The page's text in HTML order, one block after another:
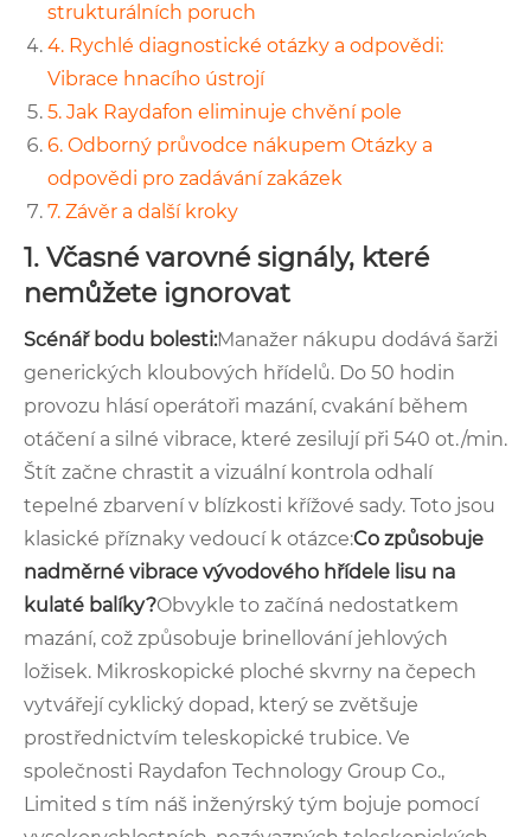
strukturálních poruch
4. Rychlé diagnostické otázky a odpovědi:
Vibrace hnacího ústrojí
5. Jak Raydafon eliminuje chvění pole
6. Odborný průvodce nákupem Otázky a
odpovědi pro zadávání zakázek
7. Závěr a další kroky
1. Včasné varovné signály, které
nemůžete ignorovat
Scénář bodu bolesti:Manažer nákupu dodává šarži
generických kloubových hřídelů. Do 50 hodin
provozu hlásí operátoři mazání, cvakání během
otáčení a silné vibrace, které zesilují při 540 ot./min.
Štít začne chrastit a vizuální kontrola odhalí
tepelné zbarvení v blízkosti křížové sady. Toto jsou
klasické příznaky vedoucí k otázce:Co způsobuje
nadměrné vibrace vývodového hřídele lisu na
kulaté balíky?Obvykle to začíná nedostatkem
mazání, což způsobuje brinellování jehlových
ložisek. Mikroskopické ploché skvrny na čepech
vytvářejí cyklický dopad, který se zvětšuje
prostřednictvím teleskopické trubice. Ve
společnosti Raydafon Technology Group Co.,
Limited s tím náš inženýrský tým bojuje pomocí